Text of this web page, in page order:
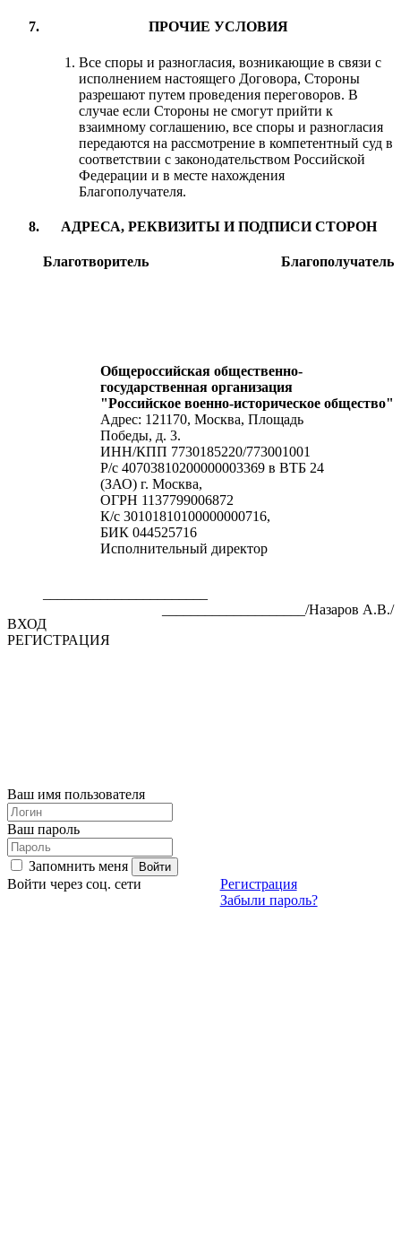
ПРОЧИЕ УСЛОВИЯ
Все споры и разногласия, возникающие в связи с
исполнением настоящего Договора, Стороны
разрешают путем проведения переговоров. В
случае если Стороны не смогут прийти к
взаимному соглашению, все споры и разногласия
передаются на рассмотрение в компетентный суд в
соответствии с законодательством Российской
Федерации и в месте нахождения
Благополучателя.
АДРЕСА, РЕКВИЗИТЫ И ПОДПИСИ СТОРОН
Благотворитель Благополучатель
Общероссийская общественно-
государственная организация
"Российское военно-историческое общество"
Адрес: 121170, Москва, Площадь
Победы, д. 3.
ИНН/КПП 7730185220/773001001
Р/с 40703810200000003369 в ВТБ 24
(ЗАО) г. Москва,
ОГРН 1137799006872
К/с 30101810100000000716,
БИК 044525716
Исполнительный директор
____________________/Назаров А.В./
ВХОД
РЕГИСТРАЦИЯ
Ваш имя пользователя
Ваш пароль
Запомнить меня
Регистрация
Забыли пароль?
Войти через соц. сети